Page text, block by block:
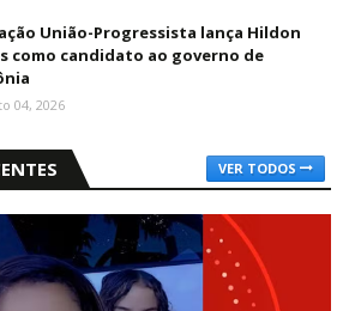
União-Progressista lança Hildon
como candidato ao governo de
04, 2026
VER TODOS